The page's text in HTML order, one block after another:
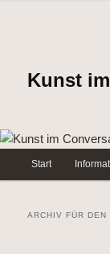
Kunst
Hauptmenü
Zum
Zum
sekundären
Start
ARCHIV FÜR DEN